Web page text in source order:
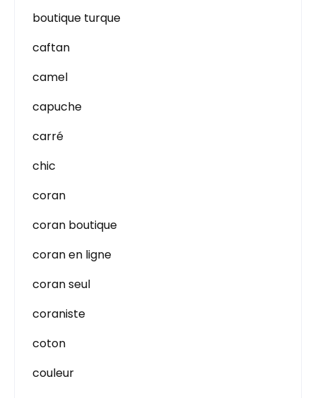
boutique turque
caftan
camel
capuche
carré
chic
coran
coran boutique
coran en ligne
coran seul
coraniste
coton
couleur